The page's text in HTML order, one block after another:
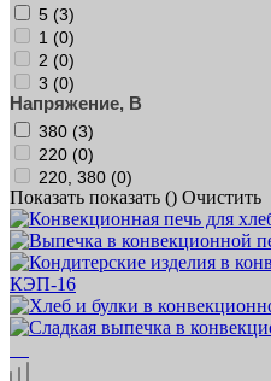
5 (3)
1 (0)
2 (0)
3 (0)
Напряжение, В
380 (3)
220 (0)
220, 380 (0)
Показать показать () Очистить